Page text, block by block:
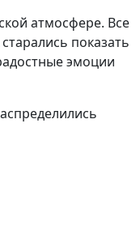
атмосфере. Все
показать
эмоции